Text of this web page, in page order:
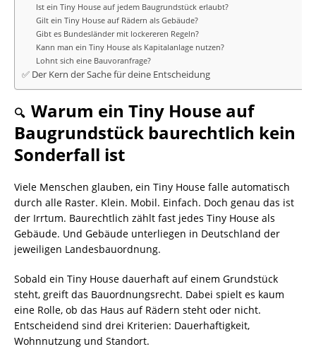
Ist ein Tiny House auf jedem Baugrundstück erlaubt?
Gilt ein Tiny House auf Rädern als Gebäude?
Gibt es Bundesländer mit lockereren Regeln?
Kann man ein Tiny House als Kapitalanlage nutzen?
Lohnt sich eine Bauvoranfrage?
✅ Der Kern der Sache für deine Entscheidung
🔍 Warum ein Tiny House auf
Baugrundstück baurechtlich kein
Sonderfall ist
Viele Menschen glauben, ein Tiny House falle automatisch
durch alle Raster. Klein. Mobil. Einfach. Doch genau das ist
der Irrtum. Baurechtlich zählt fast jedes Tiny House als
Gebäude. Und Gebäude unterliegen in Deutschland der
jeweiligen Landesbauordnung.
Sobald ein Tiny House dauerhaft auf einem Grundstück
steht, greift das Bauordnungsrecht. Dabei spielt es kaum
eine Rolle, ob das Haus auf Rädern steht oder nicht.
Entscheidend sind drei Kriterien: Dauerhaftigkeit,
Wohnnutzung und Standort.